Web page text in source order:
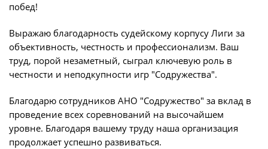
Новости
О турнире
футболу "Содружество" среди юношей
2009-2010 годов рождения (U-17)
Календарь и результаты матчей
Учредительные документы
Регламентирующие документы
побед!
Выражаю благодарность судейскому корпусу Лиги за
объективность, честность и профессионализм. Ваш
труд, порой незаметный, сыграл ключевую роль в
честности и неподкупности игр "Содружества".
Благодарю сотрудников АНО "Содружество" за вклад в
проведение всех соревнований на высочайшем
уровне. Благодаря вашему труду наша организация
продолжает успешно развиваться.